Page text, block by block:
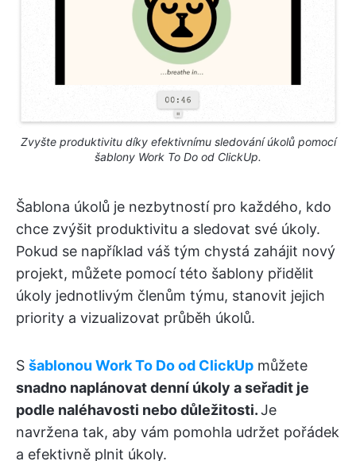
Zvyšte produktivitu díky efektivnímu sledování úkolů pomocí
šablony Work To Do od ClickUp.
Šablona úkolů je nezbytností pro každého, kdo
chce zvýšit produktivitu a sledovat své úkoly.
Pokud se například váš tým chystá zahájit nový
projekt, můžete pomocí této šablony přidělit
úkoly jednotlivým členům týmu, stanovit jejich
priority a vizualizovat průběh úkolů.
S šablonou Work To Do od ClickUp můžete
snadno naplánovat denní úkoly a seřadit je
podle naléhavosti nebo důležitosti.Je
navržena tak, aby vám pomohla udržet pořádek
a efektivně plnit úkoly.